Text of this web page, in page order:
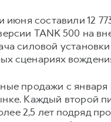
составили 12
TANK 500 на
силовой
сценариях
продажи с января
Каждый второй
2,5 лет подряд